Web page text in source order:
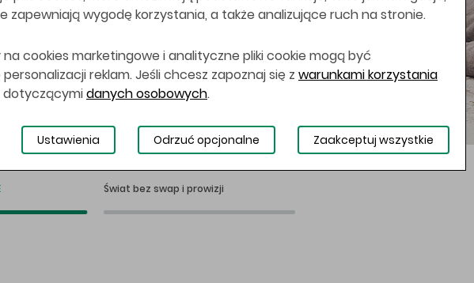
Świat bez swap i prowizji
zapewniają wygodę korzystania, a także analizujące ruch na stronie.
cookies marketingowe i analityczne pliki cookie mogą być
reklam. Jeśli chcesz zapoznaj się z warunkami korzystania
dotyczącymidanych osobowych.
Ustawienia Odrzuć opcjonalne Zaakceptuj wszystkie